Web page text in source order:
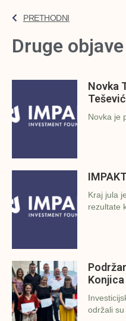
PRETHODNI
Druge
Novka
Tešević
Novka je
Kraj jula
rezultate
Konjica
održali